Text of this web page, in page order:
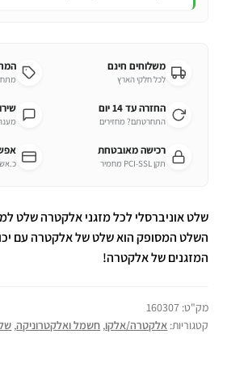
משלוחים חינם
לכל חלקי הארץ
החזרה עד 14 יום
התחרטתם? מחזירים
רכישה מאובטחת
תקן PCI-SSL מחמיר
שלט אוניברסלי לכל מזגני אלקטרה שלט
השלט המסופק הוא שלט של אלקטרה עם
המזגנים של אלקטרה!
מק"ט: 160307
קטגוריות: אלקטרה/אלקו, חשמל ואלקטרוניקה,